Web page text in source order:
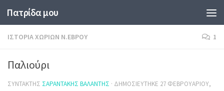
Skip to content
Πατρίδα μου
ΙΣΤΟΡΊΑ ΧΩΡΙΏΝ Ν.ΈΒΡΟΥ 1
Παλιούρι
ΣΥΝΤΆΚΤΗΣ ΣΑΡΑΝΤΆΚΗΣ ΒΑΛΆΝΤΗΣ · ΔΗΜΟΣΙΕΎΤΗΚΕ 27 ΦΕΒΡΟΥΑΡΊΟΥ,